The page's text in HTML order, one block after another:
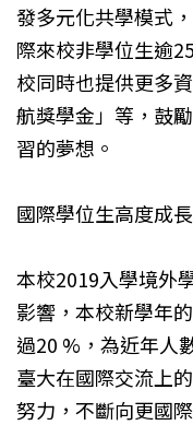
發多元化共學模式
際來校非學位生逾
校同時也提供更多
航獎學金」等，鼓
習的夢想。
國際學位生高度成長
本校2019入學境外
影響，本校新學年
過20 %，為近年人
臺大在國際交流上
努力，不斷向更國